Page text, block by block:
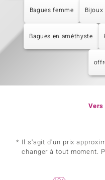
Bagues femme Bijoux
Bagues en améthyste
Vers
* Il s'agit d'un prix
changer à tout moment.